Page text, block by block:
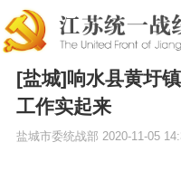
[盐城]响水县黄圩
工作实起来
盐城市委统战部 2020-11-05